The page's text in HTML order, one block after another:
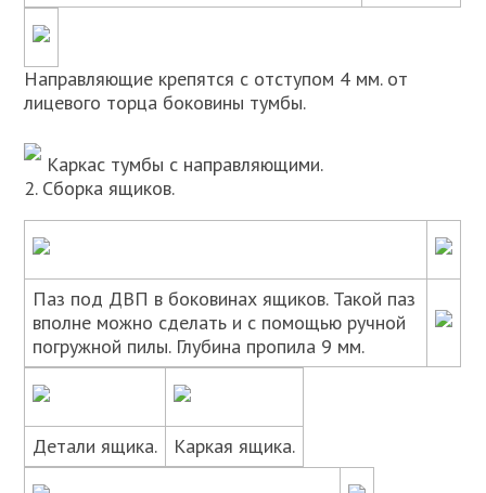
Направляющие крепятся с отступом 4 мм. от
лицевого торца боковины тумбы.
Каркас тумбы с направляющими.
2. Сборка ящиков.
Паз под ДВП в боковинах ящиков. Такой паз
вполне можно сделать и с помощью ручной
погружной пилы. Глубина пропила 9 мм.
Детали ящика. Каркая ящика.